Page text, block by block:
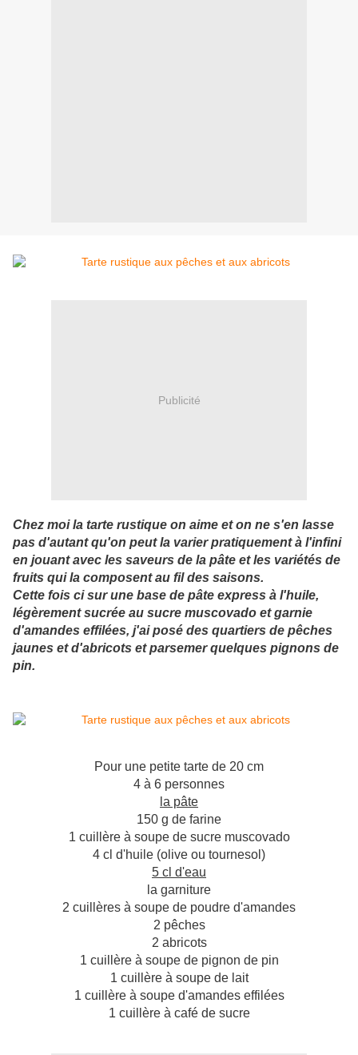
Publicité
Chez moi la tarte rustique on aime et on ne s'en lasse
pas d'autant qu'on peut la varier pratiquement à l'infini
en jouant avec les saveurs de la pâte et les variétés de
fruits qui la composent au fil des saisons.
Cette fois ci sur une base de pâte express à l'huile,
légèrement sucrée au sucre muscovado et garnie
d'amandes effilées, j'ai posé des quartiers de pêches
jaunes et d'abricots et parsemer quelques pignons de
pin.
Pour une petite tarte de 20 cm
4 à 6 personnes
la pâte
150 g de farine
1 cuillère à soupe de sucre muscovado
4 cl d'huile (olive ou tournesol)
5 cl d'eau
la garniture
2 cuillères à soupe de poudre d'amandes
2 pêches
2 abricots
1 cuillère à soupe de pignon de pin
1 cuillère à soupe de lait
1 cuillère à soupe d'amandes effilées
1 cuillère à café de sucre